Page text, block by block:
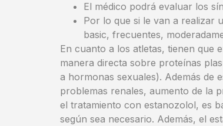
El médico podrá evaluar los
Por lo que si le van a realizar
basic, frecuentes,
En cuanto a los atletas, tienen que
manera directa sobre proteínas
a hormonas sexuales). Además de
problemas renales, aumento de la
el tratamiento con estanozolol, es
según sea necesario. Además, el